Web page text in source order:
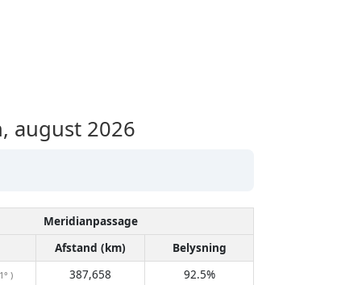
august 2026
Meridianpassage
Afstand (km)
Belysning
) 387,658
92.5%